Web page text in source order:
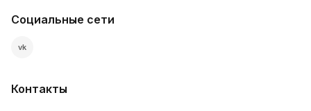
Социальные сети
vk
Контакты